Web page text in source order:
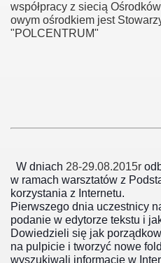
współpracy z siecią
owym ośrodkiem jest
"POLCENTRUM"
W dniach 28-29.08.2015r
w ramach warsztatów z
korzystania z Internetu.
Pierwszego dnia uczestnicy
podanie w edytorze tekstu i
Dowiedzieli się jak
na pulpicie i tworzyć nowe
wyszukiwali informacje w